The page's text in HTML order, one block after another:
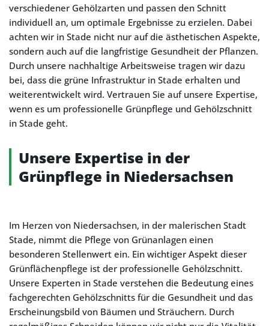
verschiedener Gehölzarten und passen den Schnitt
individuell an, um optimale Ergebnisse zu erzielen. Dabei
achten wir in Stade nicht nur auf die ästhetischen Aspekte,
sondern auch auf die langfristige Gesundheit der Pflanzen.
Durch unsere nachhaltige Arbeitsweise tragen wir dazu
bei, dass die grüne Infrastruktur in Stade erhalten und
weiterentwickelt wird. Vertrauen Sie auf unsere Expertise,
wenn es um professionelle Grünpflege und Gehölzschnitt
in Stade geht.
Unsere Expertise in der
Grünpflege in Niedersachsen
Im Herzen von Niedersachsen, in der malerischen Stadt
Stade, nimmt die Pflege von Grünanlagen einen
besonderen Stellenwert ein. Ein wichtiger Aspekt dieser
Grünflächenpflege ist der professionelle Gehölzschnitt.
Unsere Experten in Stade verstehen die Bedeutung eines
fachgerechten Gehölzschnitts für die Gesundheit und das
Erscheinungsbild von Bäumen und Sträuchern. Durch